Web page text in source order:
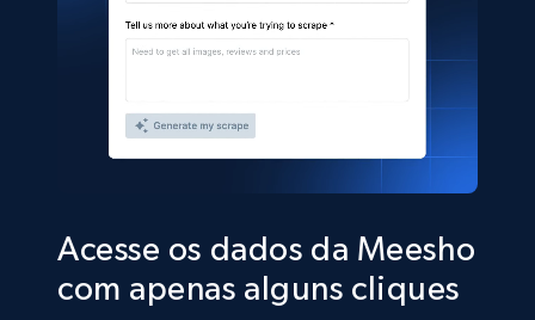
Acesse os dados da Meesho
com apenas alguns cliques